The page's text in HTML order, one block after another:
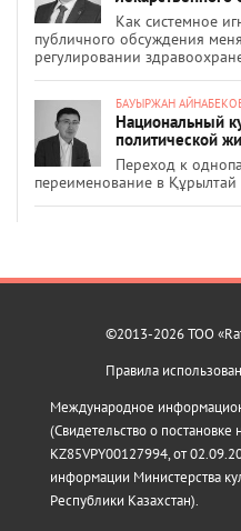
Как системное
публичного обсуждения
регулировании
БАУЫРЖАН
Национальный
политической
Переход к
переименование в Құрылтай
©2013-2026 ТОО
Правила
Международное
(Свидетельство о
KZ85VPY00127994, от
информации Министерства
Республики Казахстан).